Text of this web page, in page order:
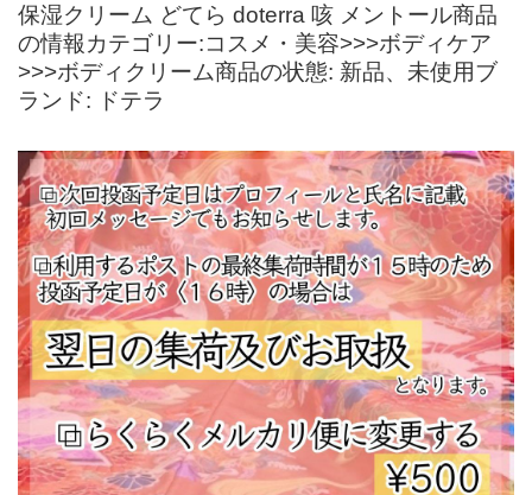
保湿クリーム どてら doterra 咳 メントール商品
の情報カテゴリー:コスメ・美容>>>ボディケア
>>>ボディクリーム商品の状態: 新品、未使用ブ
ランド: ドテラ